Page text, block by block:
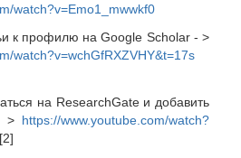
watch?v=Emo1_mwwkf0
к профилю на Google Scholar - >
watch?v=wchGfRXZVHY&t=17s
на ResearchGate и добавить
> https://www.youtube.com/watch?
[2]